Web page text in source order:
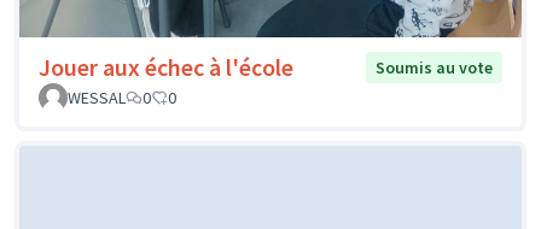
Jouer aux échec à l'école
Soumis au vote
WESSAL
0 0